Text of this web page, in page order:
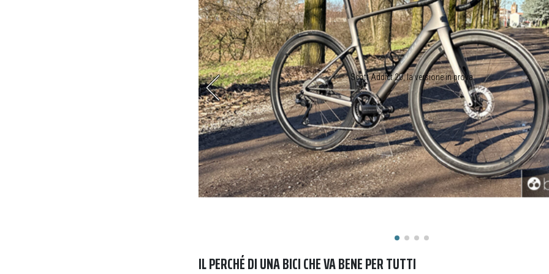
Scott Addict 20, la versione in prova
IL PERCHÉ DI UNA BICI CHE VA BENE PER TUTTI